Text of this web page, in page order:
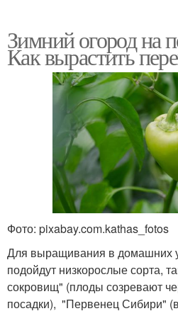
Зимний огород на
Как вырастить
Фото: pixabay.com.kathas_fotos
Для выращивания в домашних
подойдут низкорослые сорта,
сокровищ" (плоды созревают
посадки), "Первенец Сибири"